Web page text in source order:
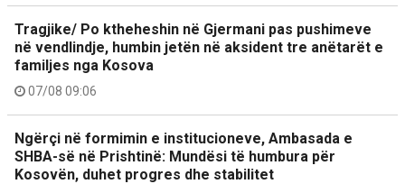
Tragjike/ Po ktheheshin në Gjermani pas pushimeve
në vendlindje, humbin jetën në aksident tre anëtarët e
familjes nga Kosova
07/08 09:06
Ngërçi në formimin e institucioneve, Ambasada e
SHBA-së në Prishtinë: Mundësi të humbura për
Kosovën, duhet progres dhe stabilitet